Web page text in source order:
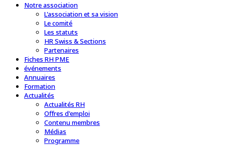
Notre association
L'association et sa vision
Le comité
Les statuts
HR Swiss & Sections
Partenaires
Fiches RH PME
événements
Annuaires
Formation
Actualités
Actualités RH
Offres d'emploi
Contenu membres
Médias
Programme